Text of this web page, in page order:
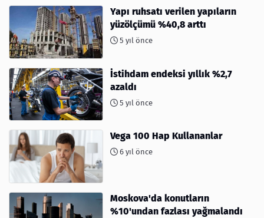
Yapı ruhsatı verilen yapıların
yüzölçümü %40,8 arttı
5 yıl önce
İstihdam endeksi yıllık %2,7
azaldı
5 yıl önce
Vega 100 Hap Kullananlar
6 yıl önce
Moskova'da konutların
%10'undan fazlası yağmalandı